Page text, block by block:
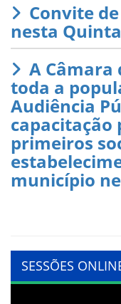
Convite
nesta
A Câmara
toda a
Audiência
capacitação
primeiros
município
SESSÕES